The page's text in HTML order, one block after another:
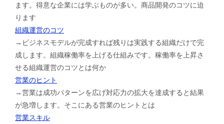
ます。得意な企業には学ぶものが多い。商品開発のコツに迫
ります
組織運営のコツ
→ビジネスモデルが完成すれば残りは実践する組織だけで完
成します。組織稼働率を上げる仕組みです。稼働率を上昇さ
せる組織運営のコツとは何か
営業のヒント
→営業は成功パターンを広げ対応力の拡大を達成すると結果
が急増します。そこにある営業のヒントとは
営業スキル